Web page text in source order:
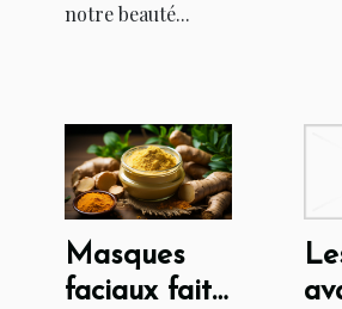
notre beauté...
Masques
faciaux faits